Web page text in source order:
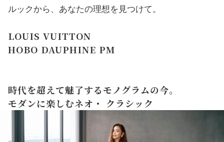
ルックから、あなたの理想を見つけて。
LOUIS VUITTON
HOBO DAUPHINE PM
時代を超えて魅了するモノグラムの今。
モダンに楽しむネオ・ クラシック